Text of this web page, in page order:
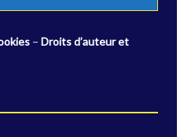
– Droits d’auteur et